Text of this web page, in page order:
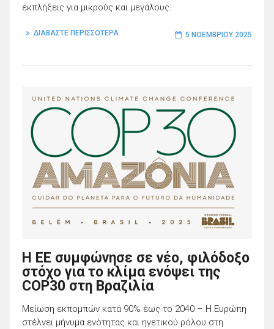
εκπλήξεις για μικρούς και μεγάλους.
ΔΙΑΒΑΣΤΕ ΠΕΡΙΣΣΟΤΕΡΑ 5 ΝΟΕΜΒΡΊΟΥ 2025
Η ΕΕ συμφώνησε σε νέο, φιλόδοξο
στόχο για το κλίμα ενόψει της
COP30 στη Βραζιλία
Μείωση εκπομπών κατά 90% έως το 2040 – Η Ευρώπη
στέλνει μήνυμα ενότητας και ηγετικού ρόλου στη